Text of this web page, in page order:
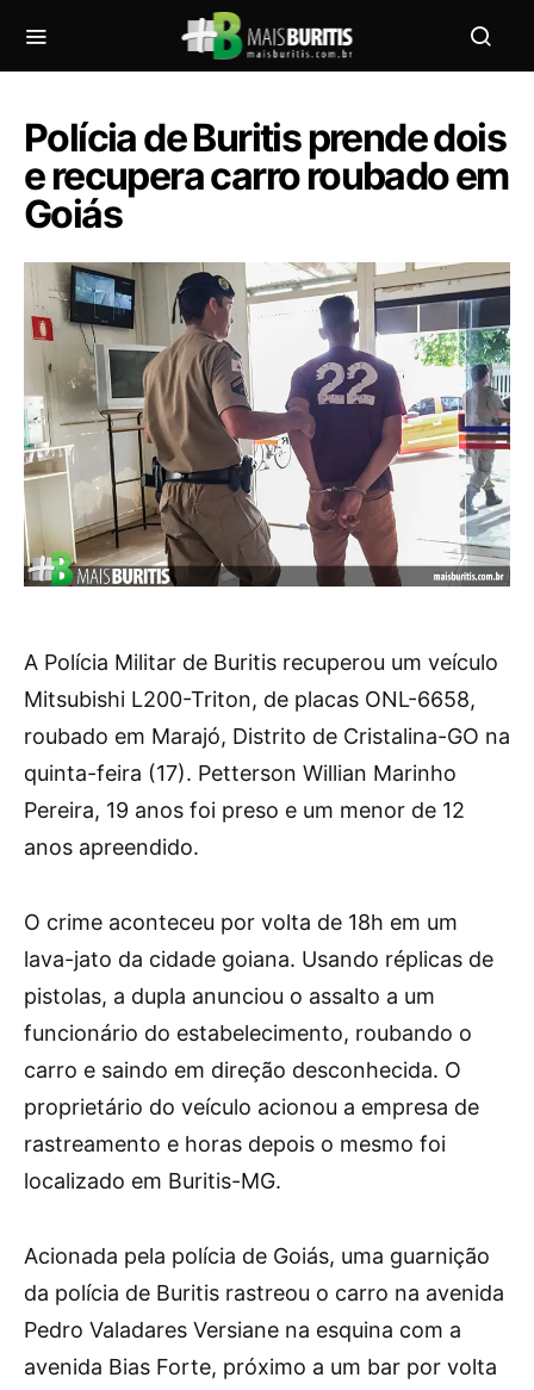
Polícia de Buritis prende dois
e recupera carro roubado em
Goiás
A Polícia Militar de Buritis recuperou um veículo
Mitsubishi L200-Triton, de placas ONL-6658,
roubado em Marajó, Distrito de Cristalina-GO na
quinta-feira (17). Petterson Willian Marinho
Pereira, 19 anos foi preso e um menor de 12
anos apreendido.
O crime aconteceu por volta de 18h em um
lava-jato da cidade goiana. Usando réplicas de
pistolas, a dupla anunciou o assalto a um
funcionário do estabelecimento, roubando o
carro e saindo em direção desconhecida. O
proprietário do veículo acionou a empresa de
rastreamento e horas depois o mesmo foi
localizado em Buritis-MG.
Acionada pela polícia de Goiás, uma guarnição
da polícia de Buritis rastreou o carro na avenida
Pedro Valadares Versiane na esquina com a
avenida Bias Forte, próximo a um bar por volta